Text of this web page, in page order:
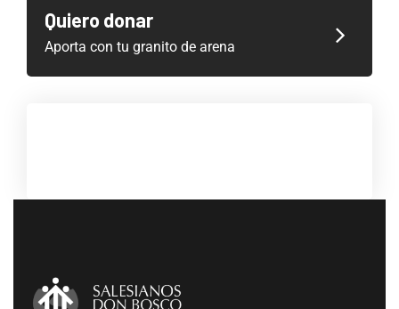
Quiero donar
Aporta con tu granito de arena